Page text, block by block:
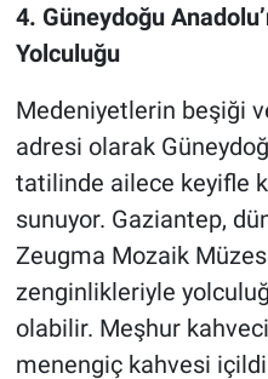
4. Güneydoğu
Yolculuğu
Medeniyetlerin beşiği
adresi olarak
tatilinde ailece keyifle
sunuyor. Gaziantep,
Zeugma Mozaik
zenginlikleriyle
olabilir. Meşhur
menengiç kahvesi